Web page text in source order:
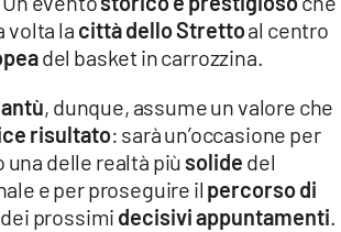
volta la città dello Strettoal centro
del basket in carrozzina.
, dunque, assume un valore che
risultato: sarà un’occasione per
una delle realtà più solide del
e per proseguire il percorso di
prossimi decisivi appuntamenti.